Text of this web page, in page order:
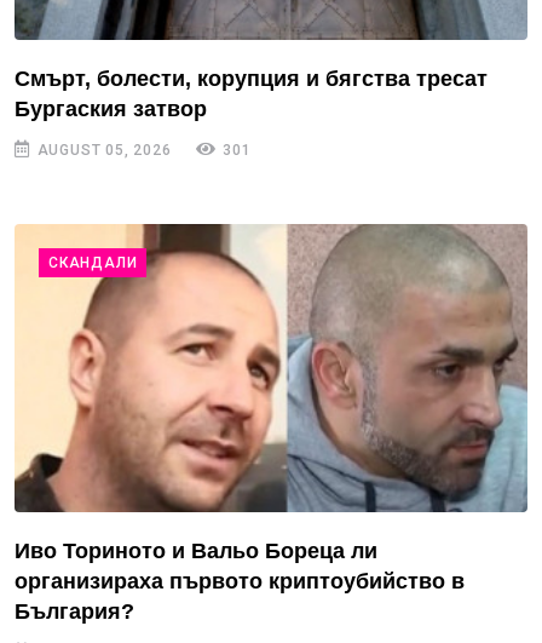
Смърт, болести, корупция и бягства тресат
Бургаския затвор
AUGUST 05, 2026 301
СКАНДАЛИ
Иво Ториното и Вальо Бореца ли
организираха първото криптоубийство в
България?